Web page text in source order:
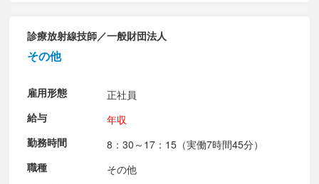
診療放射線技師／一般財団法人
その他
雇用形態
正社員
給与
年収
勤務時間
8：30～17：15（実働7時間45分）
職種
その他